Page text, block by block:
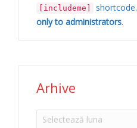
[includeme] shortcode.
only to administrators.
Arhive
Arhive